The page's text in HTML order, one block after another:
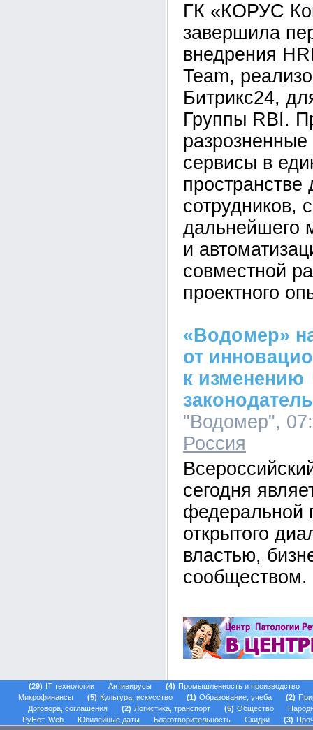
ГК «КОРУС
завершила
внедрения
Team,
Битрикс24,
Группы RBI.
сервисы в
пространстве
сотрудников,
дальнейшего
и
совместной
проектного
«Водомер»
от
к изменению
"Водомер",
Россия
сегодня
федеральной
открытого
властью,
сообществом.
29 IT технологии Антивирусы 4
Промышленность и производство
Микрофинансы
5 Культура, искусство 1 Образование, учеба 2
Договора, соглашения
2 Логистика, транспорт 5 Общество
РуНет, Web
Юбилейные даты Благотворительность Скидки 3